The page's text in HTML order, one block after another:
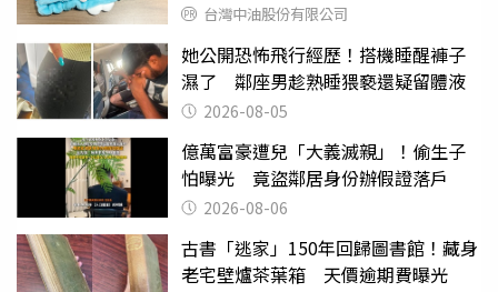
台灣中油股份有限公司
她公開恐怖飛行經歷！搭機睡醒褲子
濕了 鄰座男趁熟睡猥褻還疑留體液
2026-08-05
億萬富豪遭兒「大義滅親」！偷生子
怕曝光 竟盜鄰居身份辦假證落戶
2026-08-06
古書「逃家」150年回歸圖書館！藏身
老宅壁爐茶葉箱 天價逾期費曝光